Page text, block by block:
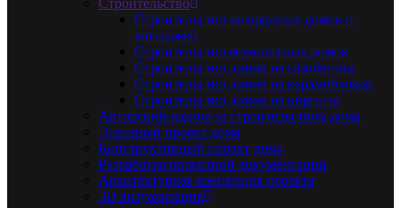
Строительство
Строительство загородных домов и
коттеджей
Строительство монолитных домов
Строительство домов из газобетона
Строительство домов из керамоблоков
Строительство домов из кирпича
Авторский надзор за строительством дома
Эскизный проект дома
Конструктивный проект дома
Разработка проектной документации
Архитектурная концепция проекта
3D визуализация